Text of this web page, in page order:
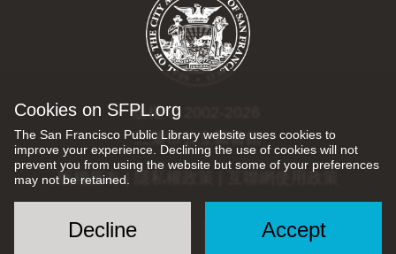
Cookies on SFPL.org
The San Francisco Public Library website uses cookies to
improve your experience. Declining the use of cookies will not
prevent you from using the website but some of your preferences
may not be retained.
Accept
Decline
版權 © 2002-2026
三藩市公立圖書館
版權所有 |
Social